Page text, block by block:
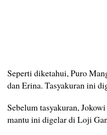
Seperti diketahui, Puro
dan Erina. Tasyakuran ini
Sebelum tasyakuran,
mantu ini digelar di Loji